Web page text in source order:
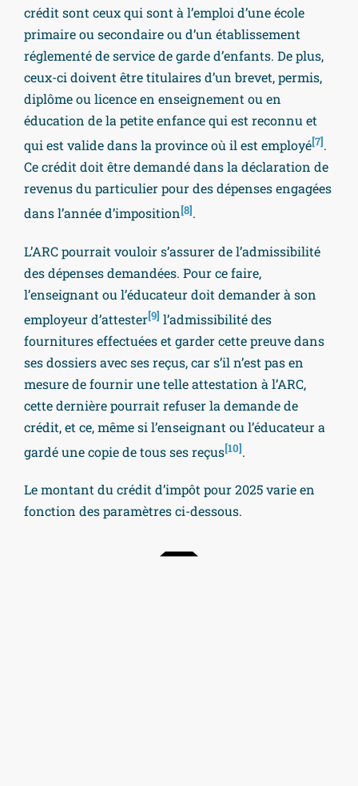
crédit sont ceux qui sont à l’emploi d’une école
primaire ou secondaire ou d’un établissement
réglementé de service de garde d’enfants. De plus,
ceux-ci doivent être titulaires d’un brevet, permis,
diplôme ou licence en enseignement ou en
éducation de la petite enfance qui est reconnu et
qui est valide dans la province où il est employé[7].
Ce crédit doit être demandé dans la déclaration de
revenus du particulier pour des dépenses engagées
dans l’année d’imposition[8].
L’ARC pourrait vouloir s’assurer de l’admissibilité
des dépenses demandées. Pour ce faire,
l’enseignant ou l’éducateur doit demander à son
employeur d’attester[9] l’admissibilité des
fournitures effectuées et garder cette preuve dans
ses dossiers avec ses reçus, car s’il n’est pas en
mesure de fournir une telle attestation à l’ARC,
cette dernière pourrait refuser la demande de
crédit, et ce, même si l’enseignant ou l’éducateur a
gardé une copie de tous ses reçus[10].
Le montant du crédit d’impôt pour 2025 varie en
fonction des paramètres ci-dessous.